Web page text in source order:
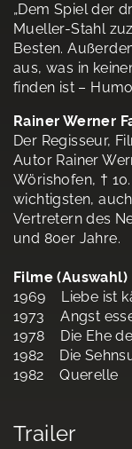
„Dem Spiel der
Mueller-Stahl
Besten.
aus, was in
finden ist –
Rainer Werner
Der Regisseur,
Autor Rainer
Wörishofen, †
wichtigsten,
Vertretern des
und 80er Jahre.
Filme (Auswahl)
1969 Liebe ist
1973 Angst
1978 Die Ehe
1982 Die
1982 Querelle
Trailer